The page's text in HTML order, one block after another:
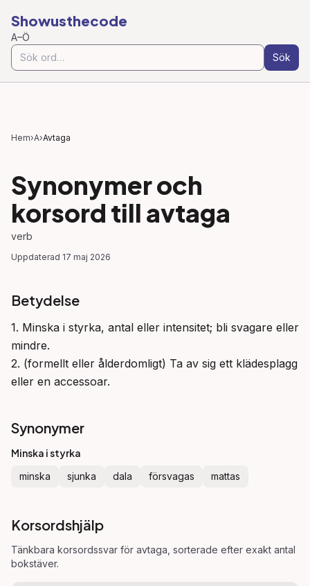
Showusthecode
A–Ö
Sök
Hem›A›Avtaga
Synonymer och
korsord till avtaga
verb
Uppdaterad 17 maj 2026
Betydelse
1. Minska i styrka, antal eller intensitet; bli svagare eller
mindre.
2. (formellt eller ålderdomligt) Ta av sig ett klädesplagg
eller en accessoar.
Synonymer
Minska i styrka
minska sjunka dala försvagas mattas
Korsordshjälp
Tänkbara korsordssvar för avtaga , sorterade efter exakt antal
bokstäver.